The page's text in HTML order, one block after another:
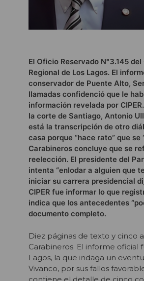
El Oficio Reservado N°3.145
Regional de Los Lagos. El
conservador de Puente Alto,
llamadas confidenció que le
información revelada por
la corte de Santiago, Antonio
está la transcripción de otro
casa porque “hace rato” que se
Carabineros concluye que se
reelección. El presidente del
intenta “enlodar a alguien que
iniciar su carrera presidencial
CIPER fue informar lo que
indica que los antecedentes
documento completo.
Diez páginas de texto y cinco
Carabineros. El informe oficial
Lagos, la que indaga un
Vivanco, por sus fallos